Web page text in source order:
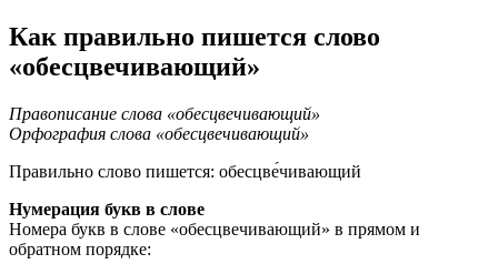
Как правильно пишется слово
«обесцвечивающий»
Правописание слова «обесцвечивающий»
Орфография слова «обесцвечивающий»
Правильно слово пишется: обесцве́чивающий
Нумерация букв в слове
Номера букв в слове «обесцвечивающий» в прямом и
обратном порядке: